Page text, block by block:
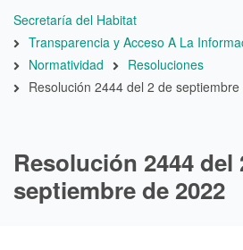
Ruta
de
navegación
Secretaría del Habitat
Transparencia y Acceso A La
Normatividad
Resoluciones
Resolución 2444 del 2 de
Resolución 2444 del
septiembre de 2022